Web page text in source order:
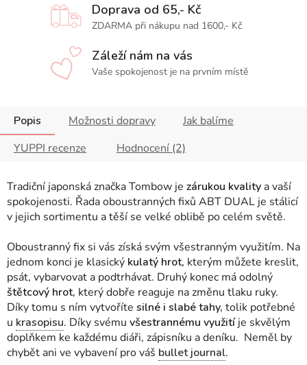
Doprava od 65,- Kč
ZDARMA při nákupu nad 1600,- Kč
Záleží nám na vás
Vaše spokojenost je na prvním místě
Popis Možnosti dopravy
Jak balíme
YUPPI recenze
Hodnocení (2)
Tradiční japonská značka Tombow je zárukou kvality a vaší
spokojenosti. Řada oboustranných fixů ABT DUAL je stálicí
v jejich sortimentu a těší se velké oblibě po celém světě.
Oboustranný fix si vás získá svým všestranným využitím. Na
jednom konci je klasický kulatý hrot, kterým můžete kreslit,
psát, vybarvovat a podtrhávat. Druhý konec má odolný
štětcový hrot, který dobře reaguje na změnu tlaku ruky.
Díky tomu s ním vytvoříte silné i slabé tahy, tolik potřebné
u krasopisu. Díky svému všestrannému využitíje skvělým
doplňkem ke každému diáři, zápisníku a deníku. Neměl by
chybět ani ve vybavení pro váš bullet journal.